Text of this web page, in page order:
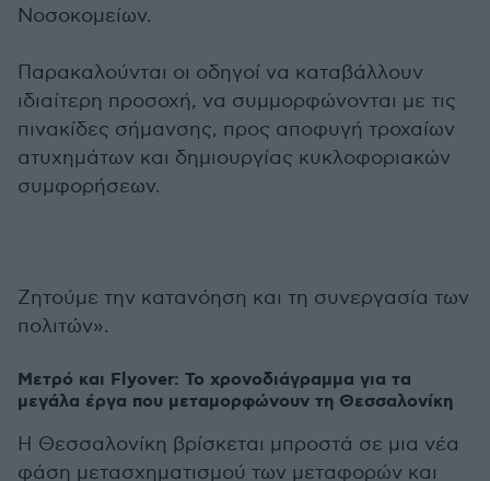
Νοσοκομείων.
Παρακαλούνται οι οδηγοί να καταβάλλουν
ιδιαίτερη προσοχή, να συμμορφώνονται με τις
πινακίδες σήμανσης, προς αποφυγή τροχαίων
ατυχημάτων και δημιουργίας κυκλοφοριακών
συμφορήσεων.
Ζητούμε την κατανόηση και τη συνεργασία των
πολιτών».
Μετρό και Flyover: Το χρονοδιάγραμμα για τα
μεγάλα έργα που μεταμορφώνουν τη Θεσσαλονίκη
Η Θεσσαλονίκη βρίσκεται μπροστά σε μια νέα
φάση μετασχηματισμού των μεταφορών και